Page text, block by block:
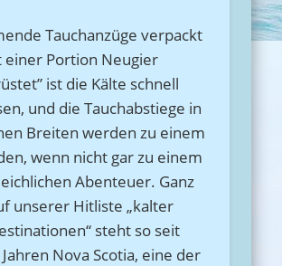
Tauchanzüge verpackt
einer Portion Neugier
ist die Kälte schnell
und die Tauchabstiege in
Breiten werden zu einem
wenn nicht gar zu einem
Abenteuer. Ganz
unserer Hitliste „kalter
steht so seit
Nova Scotia, eine der